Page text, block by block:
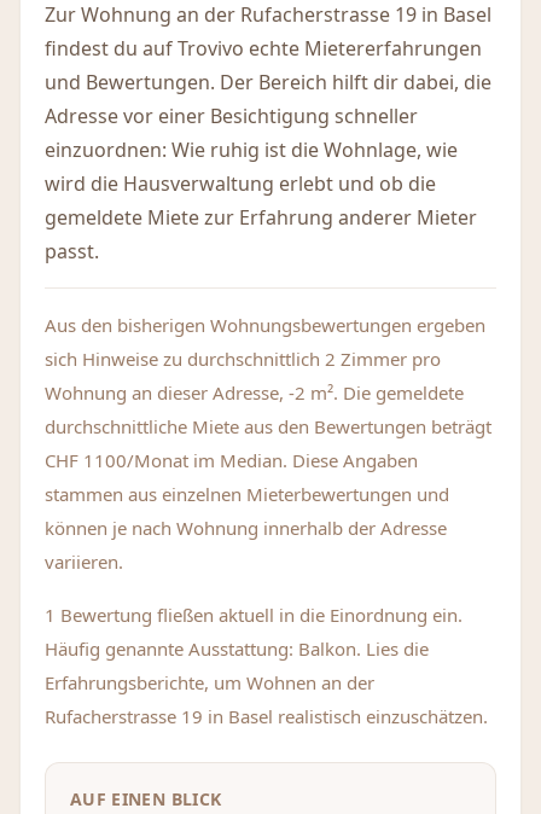
Zur Wohnung an der Rufacherstrasse 19 in Basel
findest du auf Trovivo echte Mietererfahrungen
und Bewertungen. Der Bereich hilft dir dabei, die
Adresse vor einer Besichtigung schneller
einzuordnen: Wie ruhig ist die Wohnlage, wie
wird die Hausverwaltung erlebt und ob die
gemeldete Miete zur Erfahrung anderer Mieter
passt.
Aus den bisherigen Wohnungsbewertungen ergeben
sich Hinweise zu durchschnittlich 2 Zimmer pro
Wohnung an dieser Adresse, -2 m². Die gemeldete
durchschnittliche Miete aus den Bewertungen beträgt
CHF 1100/Monat im Median. Diese Angaben
stammen aus einzelnen Mieterbewertungen und
können je nach Wohnung innerhalb der Adresse
variieren.
1 Bewertung fließen aktuell in die Einordnung ein.
Häufig genannte Ausstattung: Balkon. Lies die
Erfahrungsberichte, um Wohnen an der
Rufacherstrasse 19 in Basel realistisch einzuschätzen.
AUF EINEN BLICK